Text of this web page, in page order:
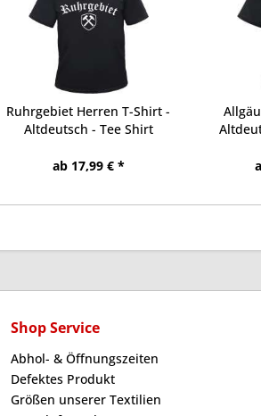
Ruhrgebiet Herren T-Shirt -
Altdeutsch - Tee Shirt
ab 17,99 € *
Shop Service
Abhol- & Öffnungszeiten
Defektes Produkt
Größen unserer Textilien